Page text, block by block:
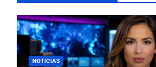
NOTICIAS